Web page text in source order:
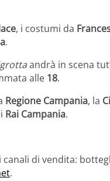
, i costumi da
.
andrà in scena
alle 18.
Regione Campania, la
Rai Campania.
di vendita:
.